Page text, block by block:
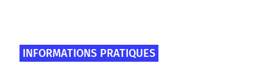
INFORMATIONS PRATIQUES